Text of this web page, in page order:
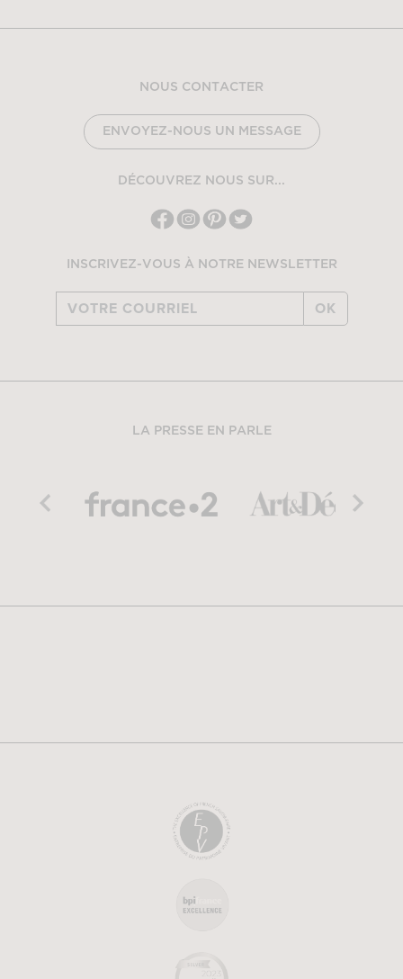
NOUS CONTACTER
ENVOYEZ-NOUS UN MESSAGE
DÉCOUVREZ NOUS SUR...
INSCRIVEZ-VOUS À NOTRE NEWSLETTER
OK
LA PRESSE EN PARLE